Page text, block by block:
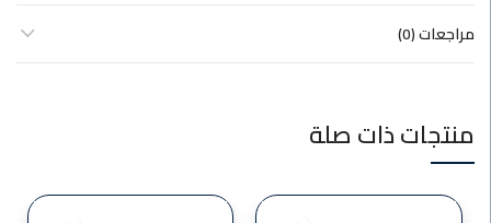
مراجعات (0)
منتجات ذات صلة